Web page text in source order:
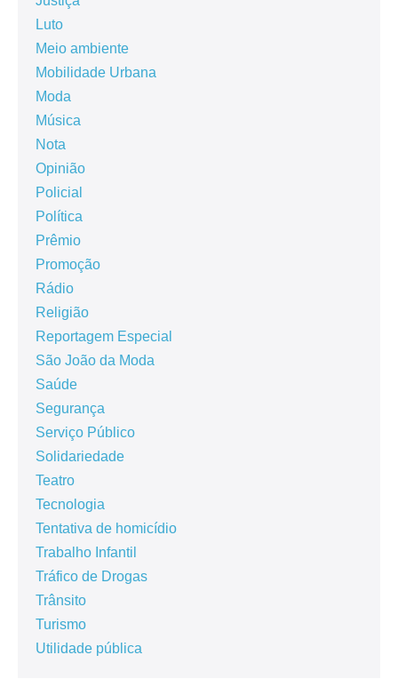
Luto
Meio ambiente
Mobilidade Urbana
Moda
Música
Nota
Opinião
Policial
Política
Prêmio
Promoção
Rádio
Religião
Reportagem Especial
São João da Moda
Saúde
Segurança
Serviço Público
Solidariedade
Teatro
Tecnologia
Tentativa de homicídio
Trabalho Infantil
Tráfico de Drogas
Trânsito
Turismo
Utilidade pública